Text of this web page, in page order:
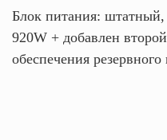
Блок питания: штатный,
920W + добавлен
обеспечения